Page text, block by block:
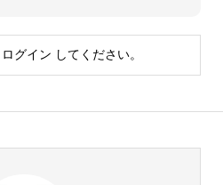
ログイン してください。